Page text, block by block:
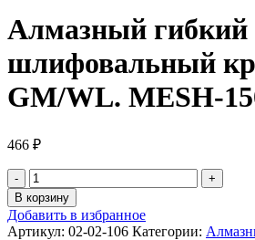
Алмазный гибкий
шлифовальный
GM/WL. MESH-
466 ₽
Количество
товара
Алмазный
гибкий
В корзину
Добавить в избранное
Артикул: 02-02-106 Категории: